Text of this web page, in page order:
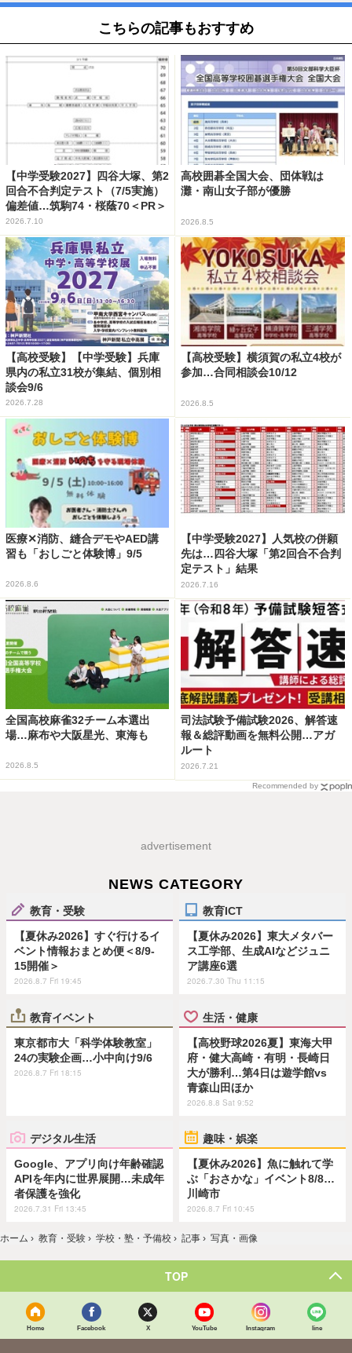
こちらの記事もおすすめ
【中学受験2027】四谷大塚、第2
回合不合判定テスト（7/5実施）
偏差値…筑駒74・桜蔭70＜PR＞
2026.7.10
高校囲碁全国大会、団体戦は
灘・南山女子部が優勝
2026.8.5
【高校受験】【中学受験】兵庫
県内の私立31校が集結、個別相
談会9/6
2026.7.28
【高校受験】横須賀の私立4校が
参加…合同相談会10/12
2026.8.5
医療✕消防、縫合デモやAED講
習も「おしごと体験博」9/5
2026.8.6
【中学受験2027】人気校の併願
先は…四谷大塚「第2回合不合判
定テスト」結果
2026.7.16
全国高校麻雀32チーム本選出
場…麻布や大阪星光、東海も
2026.8.5
司法試験予備試験2026、解答速
報＆総評動画を無料公開…アガ
ルート
2026.7.21
Recommended by
advertisement
NEWS CATEGORY
教育・受験
【夏休み2026】すぐ行けるイ
ベント情報おまとめ便＜8/9-
15開催＞
2026.8.7 Fri 19:45
教育ICT
【夏休み2026】東大メタバー
ス工学部、生成AIなどジュニ
ア講座6選
2026.7.30 Thu 11:15
教育イベント
東京都市大「科学体験教室」
24の実験企画…小中向け9/6
2026.8.7 Fri 18:15
生活・健康
【高校野球2026夏】東海大甲
府・健大高崎・有明・長崎日
大が勝利…第4日は遊学館vs
青森山田ほか
2026.8.8 Sat 9:52
デジタル生活
Google、アプリ向け年齢確認
APIを年内に世界展開…未成年
者保護を強化
2026.7.31 Fri 13:45
趣味・娯楽
【夏休み2026】魚に触れて学
ぶ「おさかな」イベント8/8…
川崎市
2026.8.7 Fri 10:45
ホーム › 教育・受験 › 学校・塾・予備校 › 記事 › 写真・画像
TOP
Home Facebook X YouTube Instagram line